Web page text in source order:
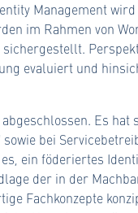
Management
im Rahmen von
evaluiert und
Es hat
bei
ein föderiertes
der in der
Fachkonzepte